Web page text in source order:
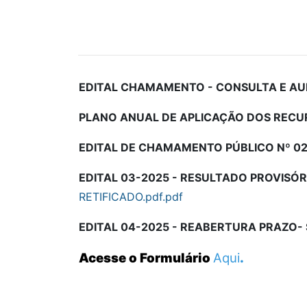
EDITAL CHAMAMENTO - CONSULTA E
PLANO ANUAL DE APLICAÇÃO DOS
EDITAL DE CHAMAMENTO PÚBLICO Nº
EDITAL 03-2025 - RESULTADO
RETIFICADO.pdf.pdf
EDITAL 04-2025 - REABERTURA PRAZO-
Acesse o Formulário Aqui.